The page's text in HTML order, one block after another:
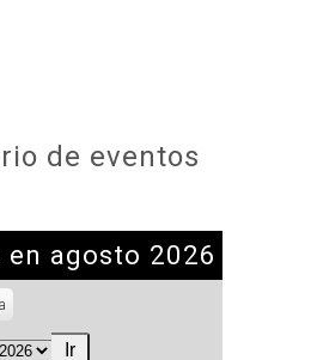
de eventos
en agosto 2026